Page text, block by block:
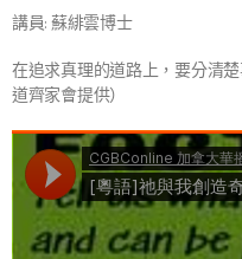
講員: 蘇緋雲博士
在追求真理的道路上，要分清
道齊家會提供）